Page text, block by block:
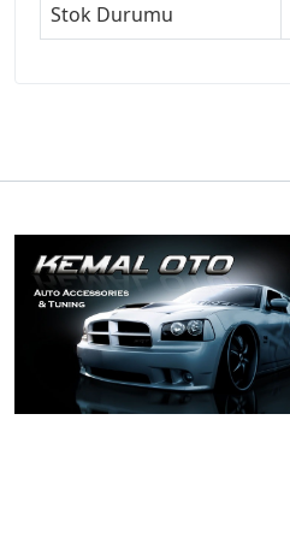
Stok Durumu